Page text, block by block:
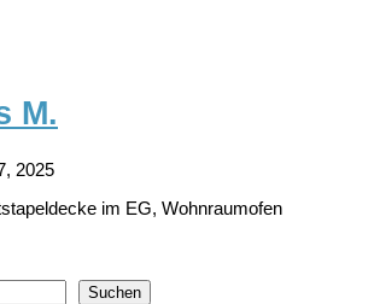
M.
2025
im EG, Wohnraumofen
Suchen